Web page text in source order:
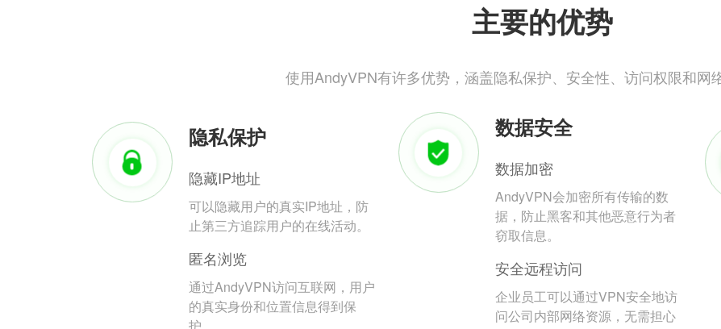
主要的优势
使用AndyVPN有许多优势，涵盖隐私保护、安全性、访问权限和网
隐私保护
隐藏IP地址
可以隐藏用户的真实IP地址，防
止第三方追踪用户的在线活动。
匿名浏览
通过AndyVPN访问互联网，用户
的真实身份和位置信息得到保
数据安全
数据加密
AndyVPN会加密所有传输的数
据，防止黑客和其他恶意行为者
窃取信息。
安全远程访问
企业员工可以通过VPN安全地访
问公司内部网络资源，无需担心